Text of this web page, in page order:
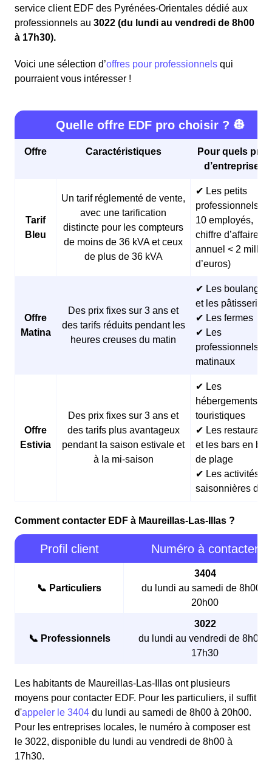
service client EDF des Pyrénées-Orientales dédié aux
professionnels au 3022 (du lundi au vendredi de 8h00
à 17h30).
Voici une sélection d’offres pour professionnels qui
pourraient vous intéresser !
Quelle offre EDF pro choisir ? 👷
Offre Caractéristiques
Pour quels
d’entreprises
Tarif
Bleu
Un tarif réglementé de vente,
avec une tarification
distincte pour les compteurs
de moins de 36 kVA et ceux
de plus de 36 kVA
✔ Les petits
professionnels (<
10 employés,
chiffre d’affaires
annuel < 2
d’euros)
Offre
Matina
Des prix fixes sur 3 ans et
des tarifs réduits pendant les
heures creuses du matin
✔ Les
et les pâtisseries
✔ Les fermes
✔ Les
professionnels
matinaux
Offre
Estivia
Des prix fixes sur 3 ans et
des tarifs plus avantageux
pendant la saison estivale et
à la mi-saison
✔ Les
hébergements
touristiques
✔ Les restaurants
et les bars en
de plage
✔ Les activités
saisonnières
Comment contacter EDF à Maureillas-Las-Illas ?
Profil client Numéro à contacter
📞 Particuliers
3404
du lundi au samedi de 8h00 à
20h00
📞 Professionnels
3022
du lundi au vendredi de 8h00 à
17h30
Les habitants de Maureillas-Las-Illas ont plusieurs
moyens pour contacter EDF. Pour les particuliers, il suffit
d'appeler le 3404 du lundi au samedi de 8h00 à 20h00.
Pour les entreprises locales, le numéro à composer est
le 3022, disponible du lundi au vendredi de 8h00 à
17h30.